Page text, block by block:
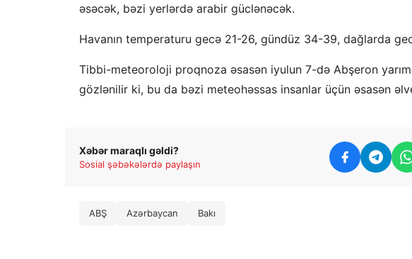
əsəcək, bəzi yerlərdə arabir güclənəcək.
Havanın temperaturu gecə 21-26, gündüz 34-39, dağlarda
Tibbi-meteoroloji proqnoza əsasən iyulun 7-də Abşeron
gözlənilir ki, bu da bəzi meteohəssas insanlar üçün əsasən
Xəbər maraqlı gəldi?
Sosial şəbəkələrdə paylaşın
ABŞ Azərbaycan Bakı